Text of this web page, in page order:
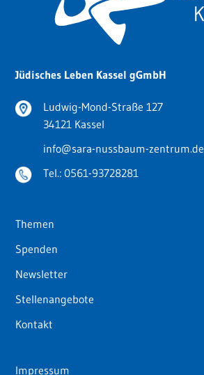
Jüdisches Leben Kassel gGmbH
Ludwig-Mond-Straße 127
34121 Kassel
info@sara-nussbaum-zentrum.de
Tel.: 0561-93728281
Themen
Spenden
Newsletter
Stellenangebote
Kontakt
Impressum